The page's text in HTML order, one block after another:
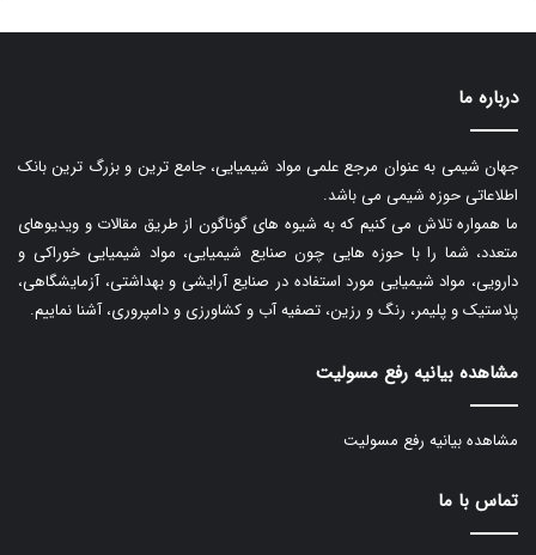
درباره ما
جهان شیمی به عنوان مرجع علمی مواد شیمیایی، جامع ترین و بزرگ ترین بانک
اطلاعاتی حوزه شیمی می باشد.
ما همواره تلاش می کنیم که به شیوه های گوناگون از طریق مقالات و ویدیوهای
متعدد، شما را با حوزه هایی چون صنایع شیمیایی، مواد شیمیایی خوراکی و
دارویی، مواد شیمیایی مورد استفاده در صنایع آرایشی و بهداشتی، آزمایشگاهی،
پلاستیک و پلیمر، رنگ و رزین، تصفیه آب و کشاورزی و دامپروری، آشنا نماییم.
مشاهده بیانیه رفع مسولیت
مشاهده بیانیه رفع مسولیت
تماس با ما